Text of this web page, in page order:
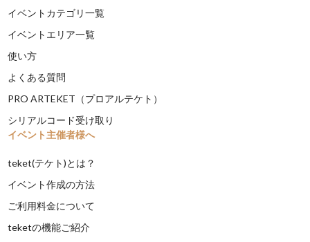
イベントカテゴリ一覧
イベントエリア一覧
使い方
よくある質問
PRO ARTEKET（プロアルテケト）
シリアルコード受け取り
イベント主催者様へ
teket(テケト)とは？
イベント作成の方法
ご利用料金について
teketの機能ご紹介